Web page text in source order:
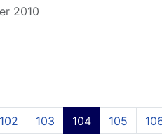
2010
102 103 104 105